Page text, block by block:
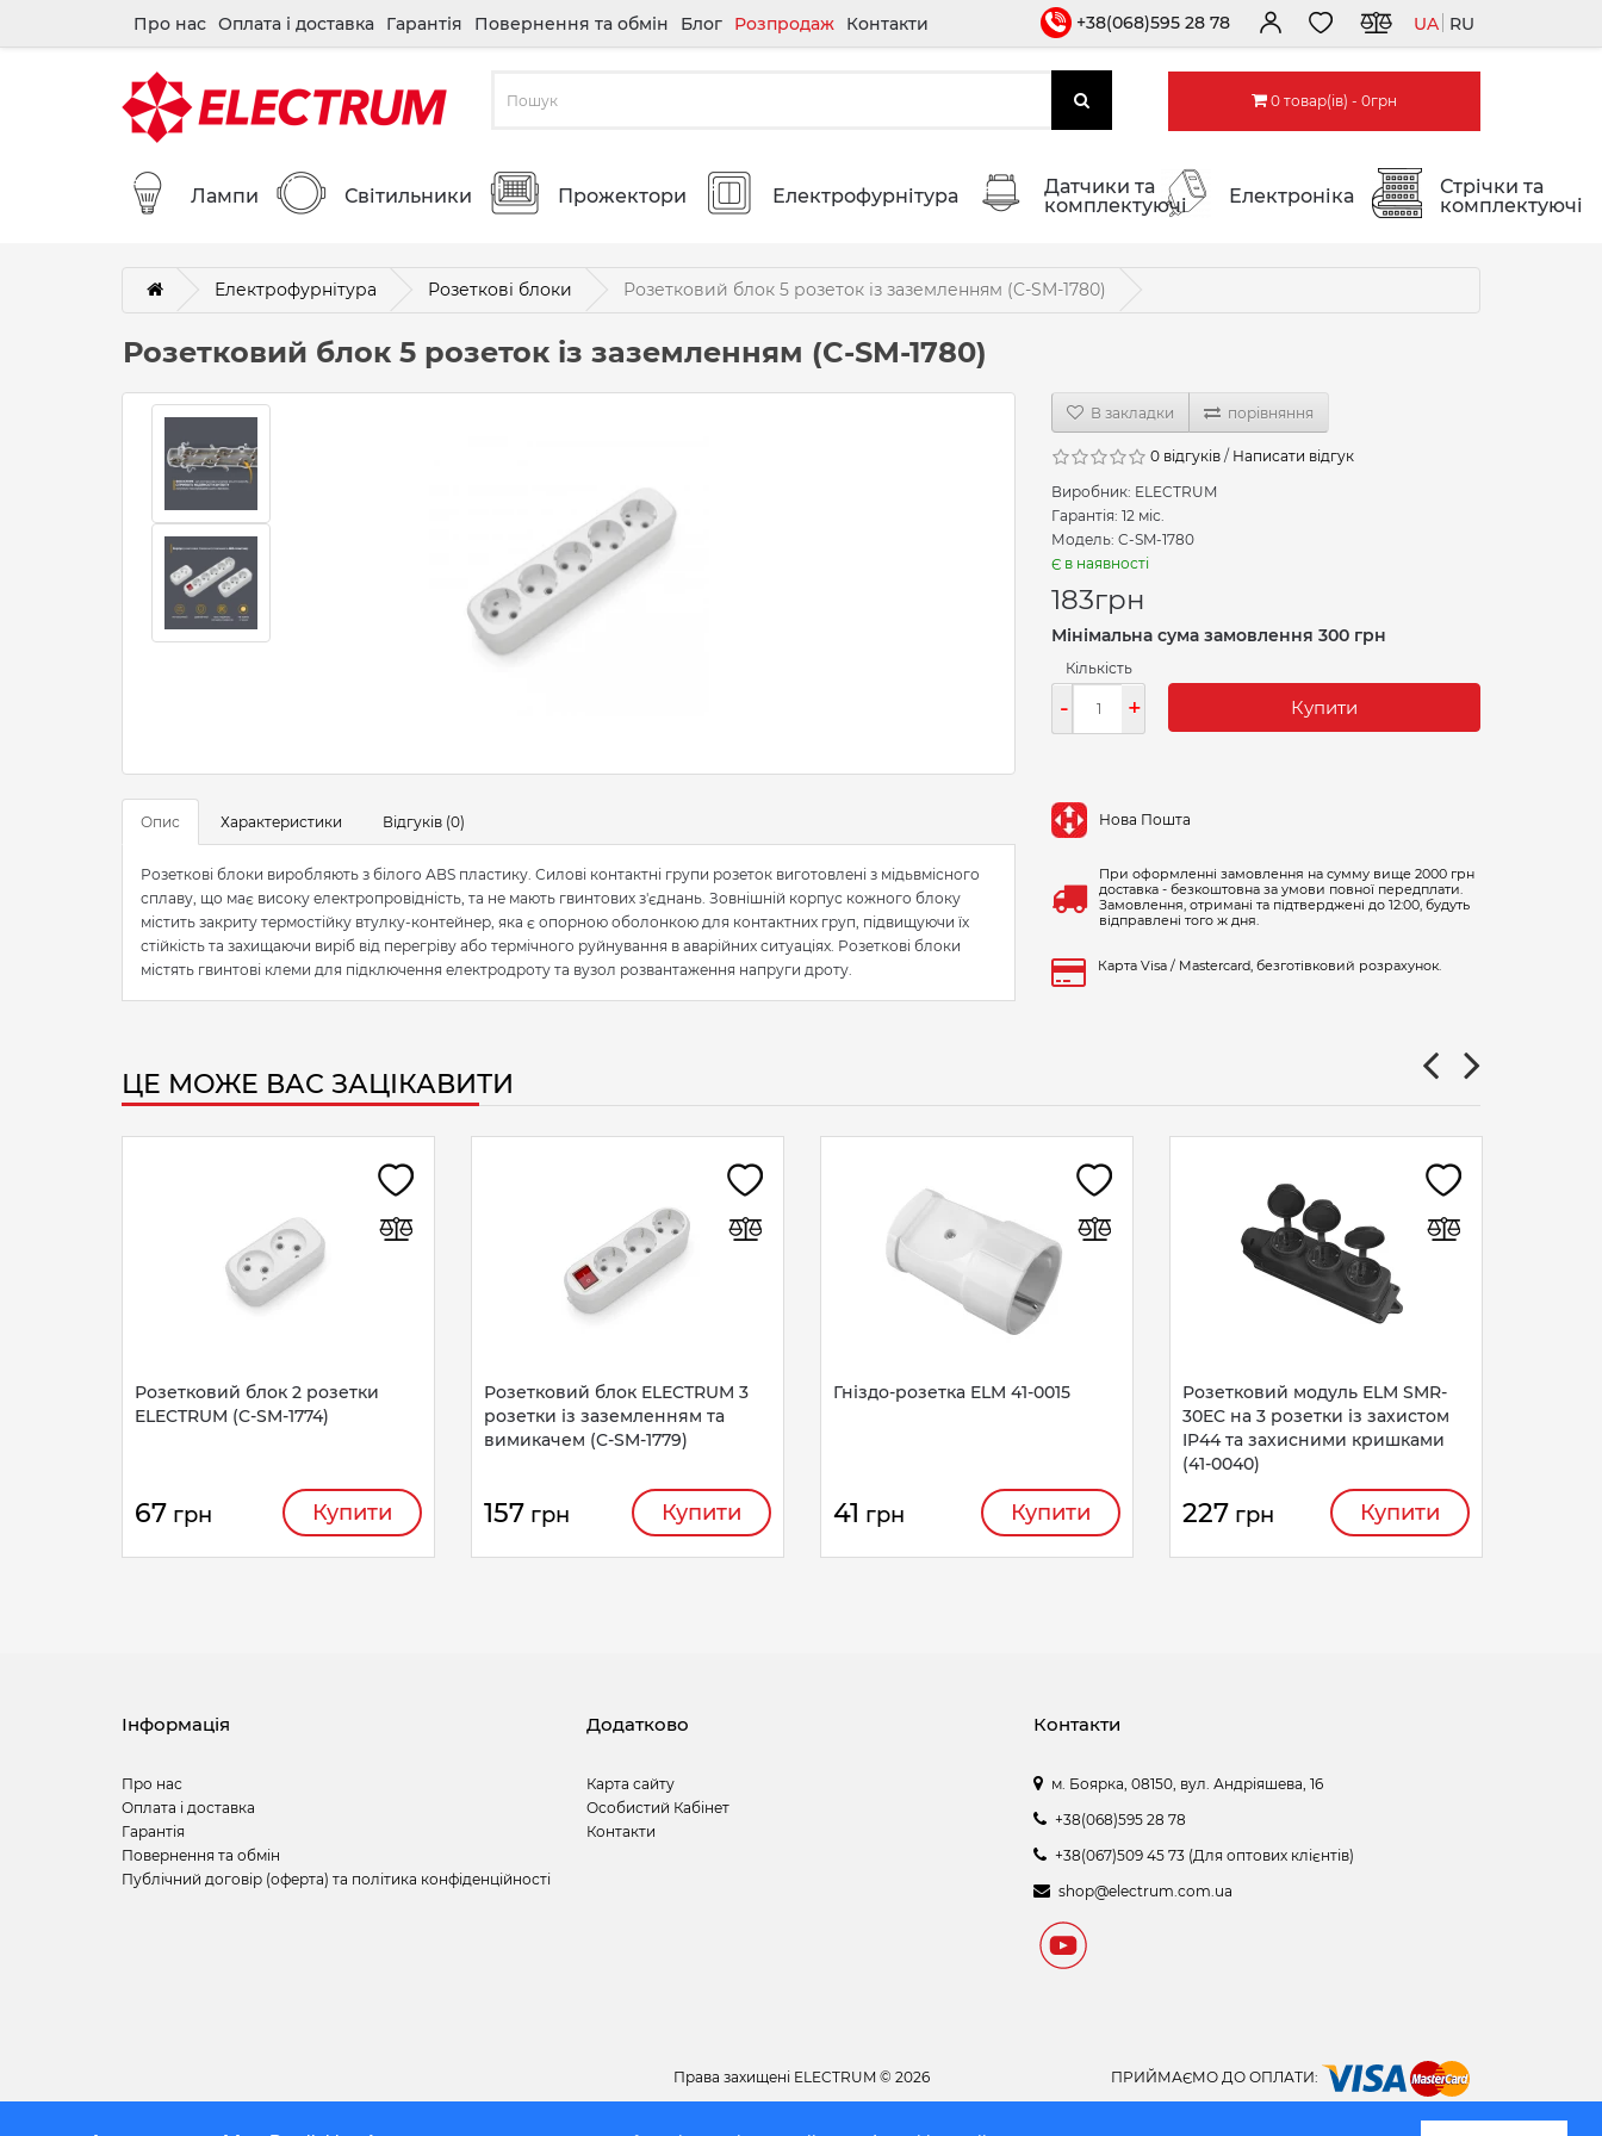
Про нас Оплата і доставка Гарантія Повернення та обмін Блог Розпродаж Контакти +38(068)595 28 78 UA RU
0 товар(ів) - 0грн
Лампи Світильники Прожектори Електрофурнітура
Датчики та
комплектуючі
Електроніка
Стрічки та
комплектуючі
Електрофурнітура Розеткові блоки Розетковий блок 5 розеток із заземленням (C-SM-1780)
Розетковий блок 5 розеток із заземленням (C-SM-1780)
Опис Характеристики Відгуків (0)
Розеткові блоки виробляють з білого АВS пластику. Силові контактні групи розеток виготовлені з мідьвмісного
сплаву, що має високу електропровідність, та не мають гвинтових з'єднань. Зовнішній корпус кожного блоку
містить закриту термостійку втулку-контейнер, яка є опорною оболонкою для контактних груп, підвищуючи їх
стійкість та захищаючи виріб від перегріву або термічного руйнування в аварійних ситуаціях. Розеткові блоки
містять гвинтові клеми для підключення електродроту та вузол розвантаження напруги дроту.
В закладки порівняння
0 відгуків / Написати відгук
Виробник: ELECTRUM
Гарантія: 12 міс.
Модель: C-SM-1780
Є в наявності
183грн
Мінімальна сума замовлення 300 грн
Кількість
- + Купити
Нова Пошта
При оформленні замовлення на сумму вище 2000 грн
доставка - безкоштовна за умови повної передплати.
Замовлення, отримані та підтверджені до 12:00, будуть
відправлені того ж дня.
Карта Visa / Mastercard, безготівковий розрахунок.
ЦЕ МОЖЕ ВАС ЗАЦІКАВИТИ
Розетковий блок 2 розетки
ELECTRUM (C-SM-1774)
67 грн Купити
Розетковий блок ELECTRUM 3
розетки із заземленням та
вимикачем (C-SM-1779)
157 грн Купити
Гніздо-розетка ELM 41-0015
41 грн Купити
Розетковий модуль ELM SMR-
30EC на 3 розетки із захистом
IP44 та захисними кришками
(41-0040)
227 грн Купити
Інформація
Про нас
Оплата і доставка
Гарантія
Повернення та обмін
Публічний договір (оферта) та політика конфіденційності
Додатково
Карта сайту
Особистий Кабінет
Контакти
Контакти
м. Боярка, 08150, вул. Андріяшева, 16
+38(068)595 28 78
+38(067)509 45 73 (Для оптових клієнтів)
shop@electrum.com.ua
Права захищеніELECTRUM © 2026 ПРИЙМАЄМО ДО ОПЛАТИ: